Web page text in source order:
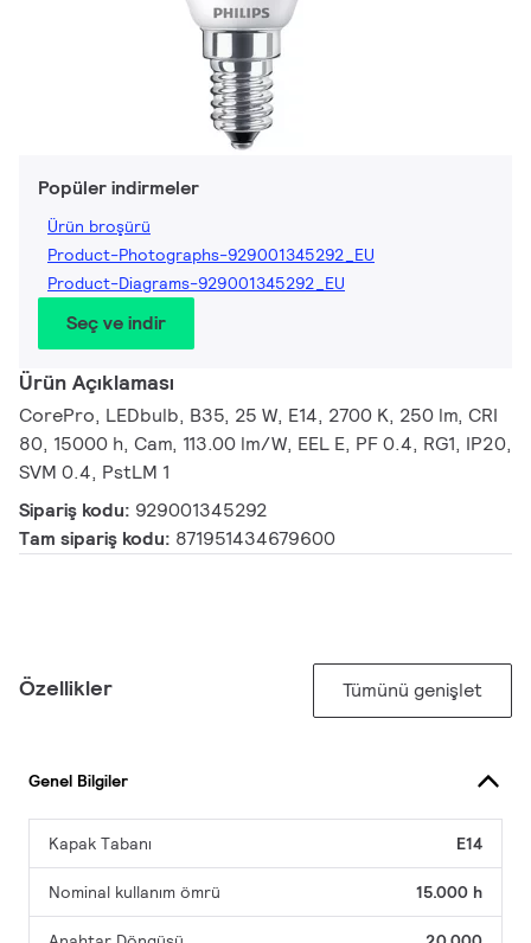
Popüler indirmeler
Ürün broşürü
Product-Photographs-929001345292_EU
Product-Diagrams-929001345292_EU
Seç ve indir
Ürün Açıklaması
CorePro, LEDbulb, B35, 25 W, E14, 2700 K, 250 lm, CRI
80, 15000 h, Cam, 113.00 lm/W, EEL E, PF 0.4, RG1, IP20,
SVM 0.4, PstLM 1
Sipariş kodu: 929001345292
Tam sipariş kodu: 871951434679600
Özellikler Tümünü genişlet
Genel Bilgiler
Kapak Tabanı E14
Nominal kullanım ömrü 15.000 h